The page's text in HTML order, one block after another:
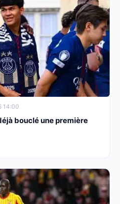
14:00
bouclé une première